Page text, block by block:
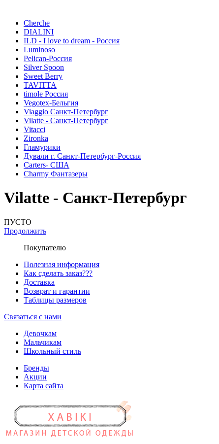
Cherche
DIALINI
ILD - I love to dream - Россия
Luminoso
Pelican-Россия
Silver Spoon
Sweet Berry
TAVITTA
timole Россия
Vegotex-Бельгия
Viaggio Санкт-Петербург
Vilatte - Санкт-Петербург
Vitacci
Zironka
Гламурики
Дували г. Санкт-Петербург-Россия
Сarters- США
Charmy Фантазеры
Vilatte - Санкт-Петербург
ПУСТО
Продолжить
Покупателю
Полезная информация
Как сделать заказ???
Доставка
Возврат и гарантии
Таблицы размеров
Связаться с нами
Девочкам
Мальчикам
Школьный стиль
Бренды
Акции
Карта сайта